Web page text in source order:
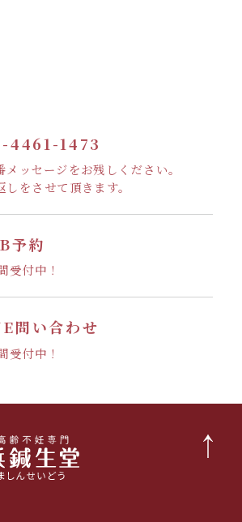
4461-1473
メッセージをお残しください。
しをさせて頂きます。
予約
受付中！
問い合わせ
受付中！